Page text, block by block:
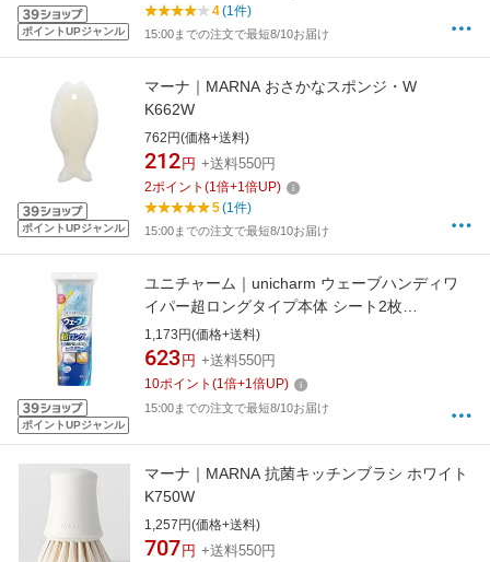
ポイントUPジャンル
4(1件)
15:00までの注文で最短8/10お届け
ポイントUPジャンル
マーナ｜MARNA おさかなスポンジ・W
K662W
762円(価格+送料)
212 円 +送料550円
2ポイント (1倍+1倍UP)
5(1件)
15:00までの注文で最短8/10お届け
ポイントUPジャンル
ユニチャーム｜unicharm ウェーブハンディワ
イパー超ロングタイプ本体 シート2枚
【rb_pcp】
1,173円(価格+送料)
623 円 +送料550円
10ポイント (1倍+1倍UP)
15:00までの注文で最短8/10お届け
マーナ｜MARNA 抗菌キッチンブラシ ホワイト
K750W
1,257円(価格+送料)
707 円 +送料550円